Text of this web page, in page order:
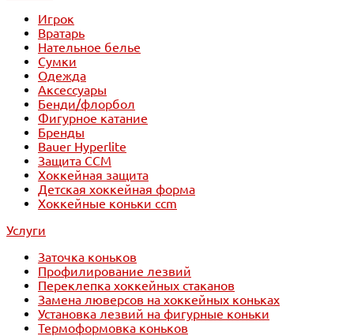
Игрок
Вратарь
Нательное белье
Сумки
Одежда
Аксессуары
Бенди/флорбол
Фигурное катание
Бренды
Bauer Hyperlite
Защита CCM
Хоккейная защита
Детская хоккейная форма
Хоккейные коньки ccm
Услуги
Заточка коньков
Профилирование лезвий
Переклепка хоккейных стаканов
Замена люверсов на хоккейных коньках
Установка лезвий на фигурные коньки
Термоформовка коньков